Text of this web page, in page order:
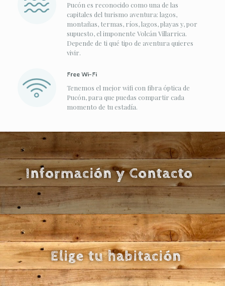
Pucón es reconocido como una de las
capitales del turismo aventura: lagos,
montañas, termas, ríos, lagos, playas y, por
supuesto, el imponente Volcán Villarrica.
Depende de ti qué tipo de aventura quieres
vivir.
Free Wi-Fi
Tenemos el mejor wifi con fibra óptica de
Pucón, para que puedas compartir cada
momento de tu estadía.